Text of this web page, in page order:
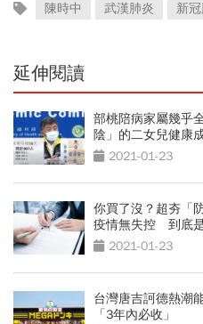
陳時中 武漢肺炎 新
延伸閱讀
部桃陪病家屬幾乎
陰」的二女兒健康
2021-01-23
你買了沒？超夯「
疫情無失控 到底
2021-01-23
台灣唐吉訶德熱潮
「3年內必收」